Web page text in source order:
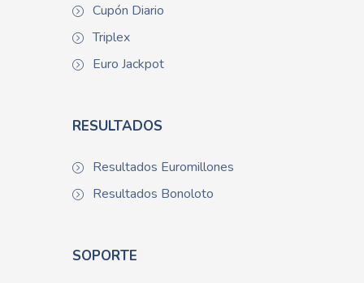
Cupón Diario
Triplex
Euro Jackpot
RESULTADOS
Resultados Euromillones
Resultados Bonoloto
SOPORTE